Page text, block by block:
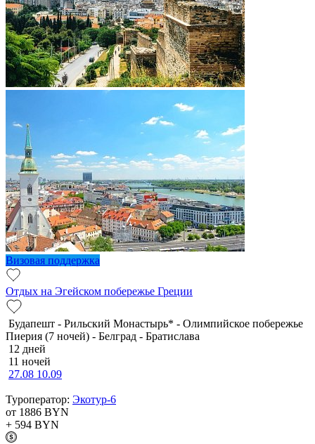
Визовая поддержка
Отдых на Эгейском побережье Греции
Будапешт - Рильский Монастырь* - Олимпийское побережье
Пиерия (7 ночей) - Белград - Братислава
12 дней
11 ночей
27.08 10.09
Туроператор: Экотур-6
от 1886 BYN
+ 594 BYN